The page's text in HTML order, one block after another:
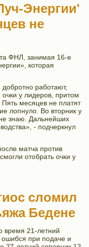
Энергии'
не
ФНЛ, занимая 16-е
которая
работают,
у лидеров, притом
месяцев не платят
лопнуло. Во вторник у
знаю. Дальнейших
- подчеркнул
матча против
отобрать очки у
сломил
Бедене
время 21-летний
ошибся при подаче и